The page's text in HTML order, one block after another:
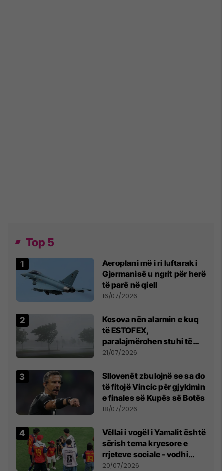
Top 5
Aeroplani më i ri luftarak i
Gjermanisë u ngrit për herë
të parë në qiell
16/07/2026
Kosova nën alarmin e kuq
të ESTOFEX,
paralajmërohen stuhi të
fuqishme me breshër dhe
21/07/2026
Sllovenët zbulojnë se sa do
të fitojë Vincic për gjykimin
e finales së Kupës së Botës
18/07/2026
Vëllai i vogël i Yamalit është
sërish tema kryesore e
rrjeteve sociale - vodhi
vëmendjen pas finales së
20/07/2026